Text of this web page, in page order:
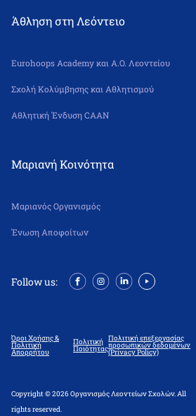
Άθληση στη Λεόντειο
Eurohoops Academy και Α.Ο. Λεοντείου
Σχολή Κολύμβησης και Αθλητισμού
Αθλητική Ένδυση CAAN
Μαριανή Κοινότητα
Μαριανός Οργανισμός
Ένωση Αποφοίτων
Follow us:
Copyright © 2026 Οργανισμός Λεοντείων Σχολών. All
rights reserved.
Όροι Χρήσης &
Πολιτική
Απορρήτου
Πολιτική
Ποιότητας
Πολιτική επεξεργασίας
προσωπικών δεδομένων
(Privacy Policy)